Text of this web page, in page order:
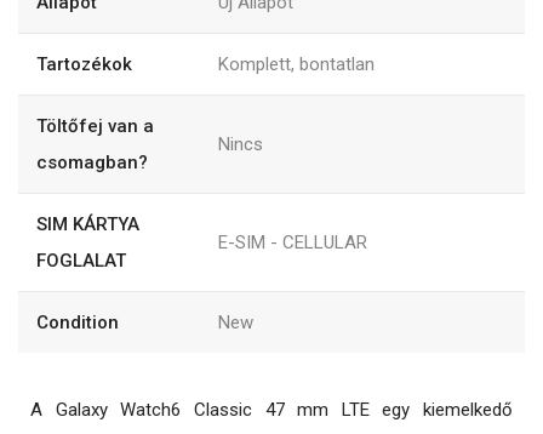
Tartozékok Komplett, bontatlan
Töltőfej van a
csomagban?
Nincs
SIM KÁRTYA
FOGLALAT
E-SIM - CELLULAR
Condition New
A Galaxy Watch6 Classic 47 mm LTE egy kiemelkedő